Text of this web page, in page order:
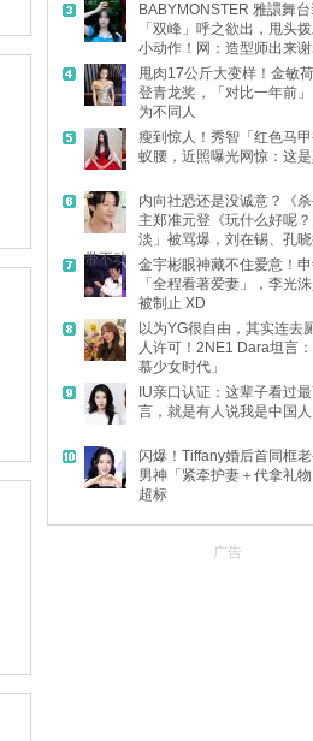
BABYMONSTER 雅譞舞台
「双峰」呼之欲出，甩头
小动作！网：造型师出来
甩肉17公斤大变样！金敏
登青龙奖，「对比一年前
为不同人
瘦到惊人！秀智「红色马
蚁腰，近照曝光网惊：这是
内向社恐还是没诚意？《
主郑准元登《玩什么好呢
淡」被骂爆，刘在锡、孔
带不动
金宇彬眼神藏不住爱意！
「全程看著爱妻」，李光
被制止 XD
以为YG很自由，其实连去
人许可！2NE1 Dara坦言
慕少女时代」
IU亲口认证：这辈子看过
言，就是有人说我是中国人
闪爆！Tiffany婚后首同框老
男神「紧牵护妻＋代拿礼
超标
广告